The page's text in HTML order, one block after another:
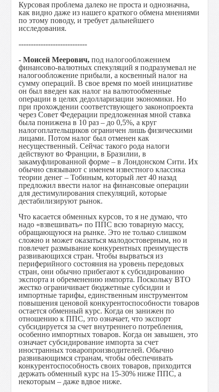
Курсовая проблема далеко не проста и однозначна,
как видно даже из нашего краткого обмена мнениями
по этому поводу, и требует дальнейшего
исследования.
----------------------------
- Моисей Меерович, под налогообложением
финансово-валютных спекуляций я подразумевал не
налогообложение прибыли, а косвенный налог на
сумму операций. В свое время по моей инициативе
он был введен как налог на валютообменные
операции в целях дедолларизации экономики. Но
при прохождении соответствующего законопроекта
через Совет Федерации предложенная мной ставка
была понижена в 10 раз – до 0,5%, а круг
налогоплательщиков ограничен лишь физическими
лицами. Потом налог был отменен как
несущественный. Сейчас такого рода налоги
действуют во Франции, в Бразилии, в
закамуфлированной форме – в Лондонском Сити. Их
обычно связывают с именем известного классика
теории денег – Тобиным, который лет 40 назад
предложил ввести налог на финансовые операции
для дестимулирования спекуляций, которые
дестабилизируют рынок.
Что касается обменных курсов, то я не думаю, что
надо «взвешивать» по ППС всю товарную массу,
обращающуюся на рынке. Это не только слишком
сложно и может оказаться малодостоверным, но и
повлечет размывание конкурентных преимуществ
развивающихся стран. Чтобы вырваться из
периферийного состояния на уровень передовых
стран, они обычно прибегают к субсидированию
экспорта и обременению импорта. Поскольку ВТО
жестко ограничивает бюджетные субсидии и
импортные тарифы, единственным инструментом
повышения ценовой конкурентоспособности товаров
остается обменный курс. Когда он занижен по
отношению к ППС, это означает, что экспорт
субсидируется за счет внутреннего потребления,
особенно импортных товаров. Когда он завышен, это
означает субсидирование импорта за счет
иностранных товаропроизводителей. Обычно
развивающимся странам, чтобы обеспечивать
конкурентоспособность своих товаров, приходится
держать обменный курс на 15-30% ниже ППС, а
некоторым – даже вдвое ниже.